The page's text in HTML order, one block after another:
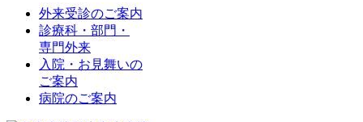
外来受診のご案内
診療科・部門・
専門外来
入院・お見舞いの
ご案内
病院のご案内